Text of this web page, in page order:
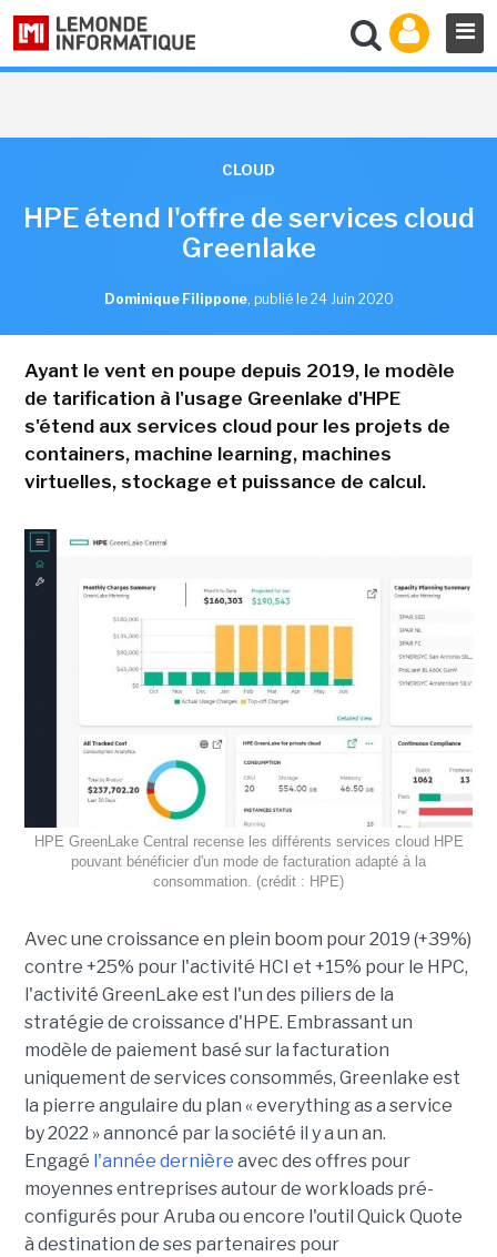
CLOUD
HPE étend l'offre de services cloud
Greenlake
Dominique Filippone, publié le 24 Juin 2020
Ayant le vent en poupe depuis 2019, le modèle
de tarification à l'usage Greenlake d'HPE
s'étend aux services cloud pour les projets de
containers, machine learning, machines
virtuelles, stockage et puissance de calcul.
HPE GreenLake Central recense les différents services cloud HPE
pouvant bénéficier d'un mode de facturation adapté à la
consommation. (crédit : HPE)
Avec une croissance en plein boom pour 2019 (+39%)
contre +25% pour l'activité HCI et +15% pour le HPC,
l'activité GreenLake est l'un des piliers de la
stratégie de croissance d'HPE. Embrassant un
modèle de paiement basé sur la facturation
uniquement de services consommés, Greenlake est
la pierre angulaire du plan « everything as a service
by 2022 » annoncé par la société il y a un an.
Engagé l'année dernière avec des offres pour
moyennes entreprises autour de workloads pré-
configurés pour Aruba ou encore l'outil Quick Quote
à destination de ses partenaires pour